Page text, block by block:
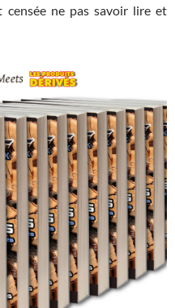
censée ne pas savoir lire et